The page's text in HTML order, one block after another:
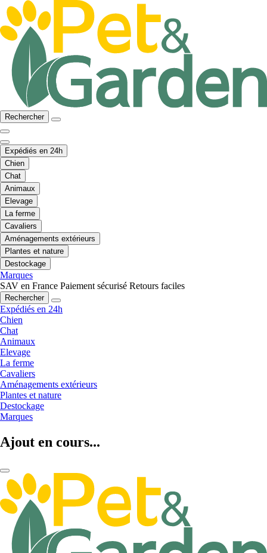
Rechercher
Expédiés en 24h
Chien
Chat
Animaux
Elevage
La ferme
Cavaliers
Aménagements extérieurs
Plantes et nature
Destockage
Marques
SAV en France Paiement sécurisé Retours faciles
Rechercher
Expédiés en 24h
Chien
Chat
Animaux
Elevage
La ferme
Cavaliers
Aménagements extérieurs
Plantes et nature
Destockage
Marques
Ajout en cours...